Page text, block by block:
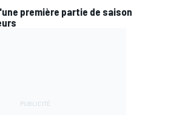
première partie de saison